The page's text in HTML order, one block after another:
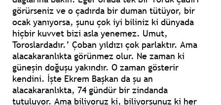
görürseniz ve o çadırda bir duman tütüyor, bir
ocak yanıyorsa, şunu çok iyi biliniz ki dünyada
hiçbir kuvvet bizi asla yenemez. Umut,
Toroslardadır.’ Çoban yıldızı çok parlaktır. Ama
alacakaranlıkta görünmez olur. Ne zaman ki
güneşin doğuşu yakındır. O zaman gösterir
kendini. İşte Ekrem Başkan da şu an
alacakaranlıkta, 74 gündür bir zindanda
tutuluyor. Ama biliyoruz ki, biliyorsunuz ki her